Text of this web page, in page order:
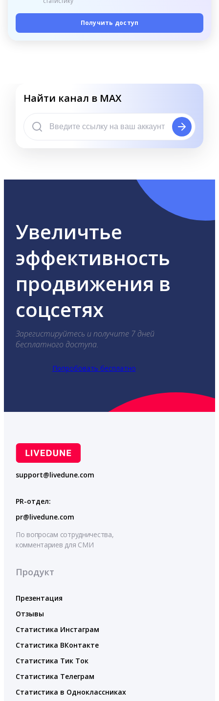
Получить доступ
Найти канал в MAX
Увеличтье
эффективность
продвижения в
соцсетях
Зарегистируйтесь и получите 7 дней
бесплатного доступа.
Попробовать бесплатно
support@livedune.com
PR-отдел:
pr@livedune.com
По вопросам сотрудничества,
комментариев для СМИ
Продукт
Презентация
Отзывы
Статистика Инстаграм
Статистика ВКонтакте
Статистика Тик Ток
Статистика Телеграм
Статистика в Одноклассниках